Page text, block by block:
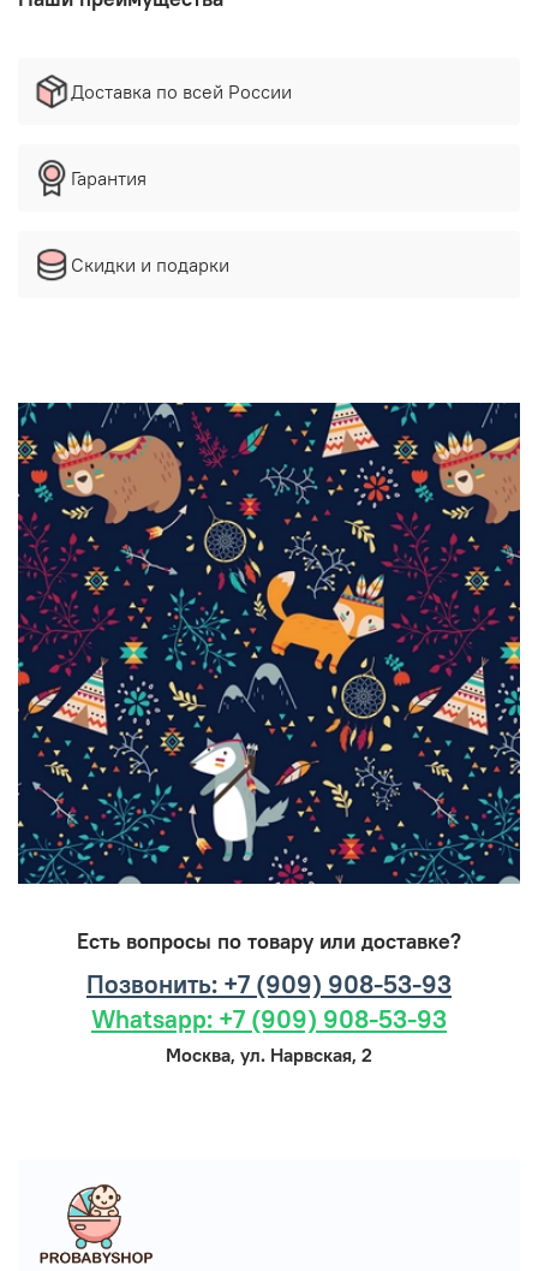
Доставка по всей России
Гарантия
Скидки и подарки
Есть вопросы по товару или доставке?
Позвонить: +7 (909) 908-53-93
Whatsapp: +7 (909) 908-53-93
Москва, ул. Нарвская, 2